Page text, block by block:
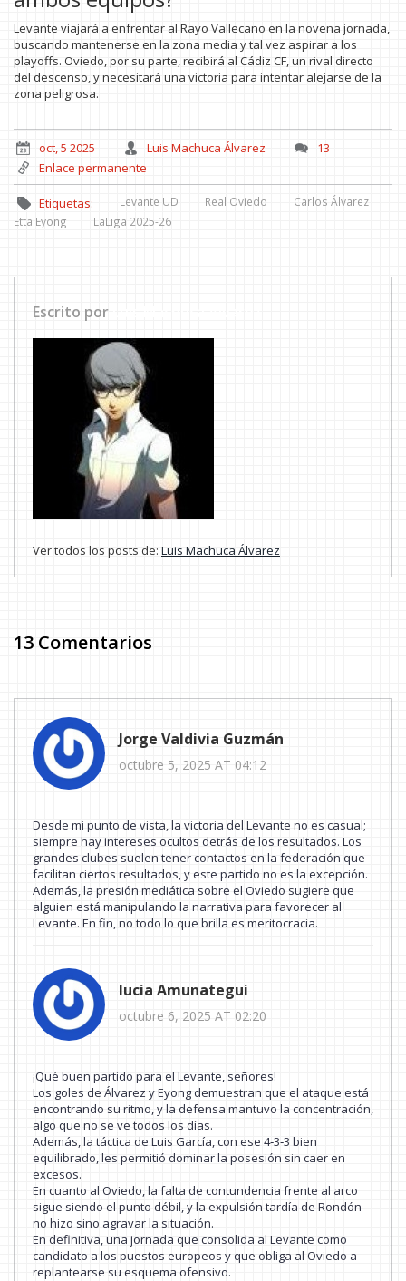
Levante viajará a enfrentar al Rayo Vallecano en la novena jornada,
buscando mantenerse en la zona media y tal vez aspirar a los
playoffs. Oviedo, por su parte, recibirá al Cádiz CF, un rival directo
del descenso, y necesitará una victoria para intentar alejarse de la
zona peligrosa.
oct, 5 2025 Luis Machuca Álvarez
13
Enlace permanente
Etiquetas: Levante UD Real Oviedo
Carlos Álvarez
Etta Eyong
LaLiga 2025-26
Escrito por
Ver todos los posts de: Luis Machuca Álvarez
13 Comentarios
Jorge Valdivia Guzmán
octubre 5, 2025 AT 04:12
Desde mi punto de vista, la victoria del Levante no es casual;
siempre hay intereses ocultos detrás de los resultados. Los
grandes clubes suelen tener contactos en la federación que
facilitan ciertos resultados, y este partido no es la excepción.
Además, la presión mediática sobre el Oviedo sugiere que
alguien está manipulando la narrativa para favorecer al
Levante. En fin, no todo lo que brilla es meritocracia.
lucia Amunategui
octubre 6, 2025 AT 02:20
¡Qué buen partido para el Levante, señores!
Los goles de Álvarez y Eyong demuestran que el ataque está
encontrando su ritmo, y la defensa mantuvo la concentración,
algo que no se ve todos los días.
Además, la táctica de Luis García, con ese 4‑3‑3 bien
equilibrado, les permitió dominar la posesión sin caer en
excesos.
En cuanto al Oviedo, la falta de contundencia frente al arco
sigue siendo el punto débil, y la expulsión tardía de Rondón
no hizo sino agravar la situación.
En definitiva, una jornada que consolida al Levante como
candidato a los puestos europeos y que obliga al Oviedo a
replantearse su esquema ofensivo.